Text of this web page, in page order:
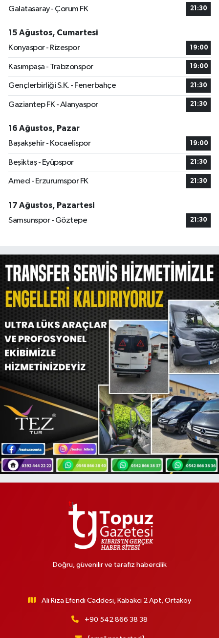
Galatasaray - Çorum FK
21:30
15 Ağustos, Cumartesi
Konyaspor - Rizespor
19:00
Kasımpaşa - Trabzonspor 19:00
Gençlerbirliği S.K. - Fenerbahçe 21:30
Gaziantep FK - Alanyaspor 21:30
16 Ağustos, Pazar
Başakşehir - Kocaelispor
19:00
Beşiktaş - Eyüpspor 21:30
Amed - Erzurumspor FK 21:30
17 Ağustos, Pazartesi
Samsunspor - Göztepe
21:30
Doğru, güvenilir ve tarafız habercilik
Ali Riza Efendi Caddesi, Kabakci 2 Apt, Ortaköy
+90 542 866 38 38